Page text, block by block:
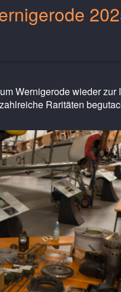
Wernigerode wieder
Raritäten